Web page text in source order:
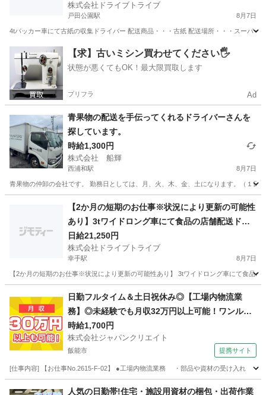
株式会社ドライブトライブ
戸田公園駅 8月7日
4tパッカー車にて古紙の収集ドライバー 配送商品・・・古紙 配送場所・・・スーパ
埼玉 戸田市 戸田公園駅 ドライバー 番号
【求】古いミシン買わせてください🖐️
状態が悪くてもOK！最大限買取します
プリフラ Ad
青果物の配送を手伝ってくれるドライバーさんを
探しています。
時給1,300円
株式会社 船輝
西浦和駅 8月7日
青果物の仲卸の会社です。 勤務日としては、月、火、木、金、土になります。（１
さいたま市 西浦和駅 ドライバー 社会福祉法人
【2か月の短期のお仕事※状況により更新の可能性
あり】3tワイドロング車にて食品の店舗配送ドラ
イバー!週休2日!!経験活かせます!DR:HJ278-01Y
日給21,250円
株式会社ドライブトライブ
幸手駅 8月7日
【2か月の短期のお仕事※状況により更新の可能性あり】 3tワイドロング車にて食
幸手駅 ドライバー 短期
日勤フルタイム＆土日祝休み◎【工場内物流業
務】◎未経験でも月収32万円以上可能！ワンルー
ム寮完備！
時給1,700円
株式会社ジャパンクリエイト
飯能市 提携サイト
[仕事内容] 【お仕事No.2615-F-02】 ●工場内物流業務 ・部品や資材の受け入れ
その他
人気の日勤帯!住宅・施設用資材の梱包・出荷作業